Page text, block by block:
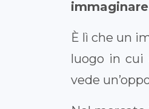
È lì che un
luogo in cui
vede